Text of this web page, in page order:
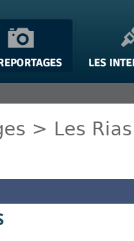
> Les Rias